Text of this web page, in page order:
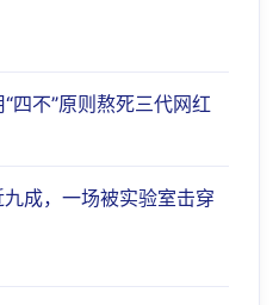
四不”原则熬死三代网红
成，一场被实验室击穿